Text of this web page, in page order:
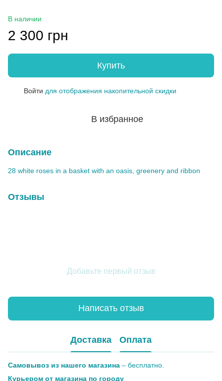
В наличии
2 300 грн
Купить
Войти для отображения накопительной скидки
В избранное
Описание
28 white roses in a basket with an oasis, greenery and ribbon
Отзывы
Добавьте первый отзыв
Написать отзыв
Доставка Оплата
Самовывоз из нашего магазина – бесплатно.
Курьером от магазина по городу